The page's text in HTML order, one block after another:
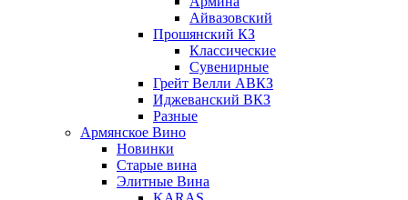
Айвазовский
Прошянский КЗ
Классические
Сувенирные
Грейт Велли АВКЗ
Иджеванский ВКЗ
Разные
Армянское Вино
Новинки
Старые вина
Элитные Вина